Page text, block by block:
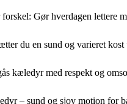
forskel: Gør hverdagen lettere
du en sund og varieret
kæledyr med respekt og
– sund og sjov motion for